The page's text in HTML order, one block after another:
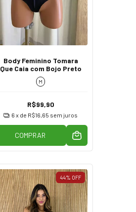
Body Feminino Tomara
Que Caia com Bojo Preto
M
R$99,90
6 x de R$16,65 sem juros
COMPRAR
44% OFF